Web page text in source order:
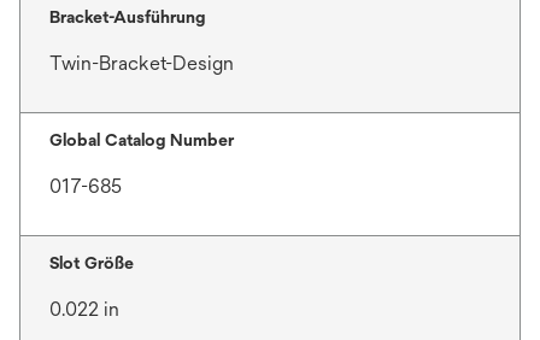
Bracket-Ausführung
Twin-Bracket-Design
Global Catalog Number
017-685
Slot Größe
0.022 in